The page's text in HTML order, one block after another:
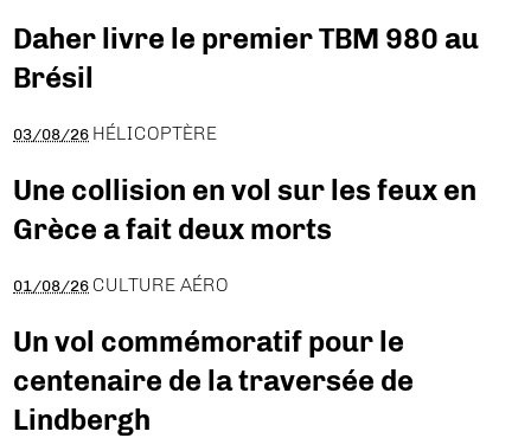
Daher livre le premier TBM 980 au
Brésil
03/08/26 HÉLICOPTÈRE
Une collision en vol sur les feux en
Grèce a fait deux morts
01/08/26 CULTURE AÉRO
Un vol commémoratif pour le
centenaire de la traversée de
Lindbergh